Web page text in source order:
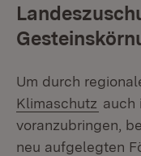
Um durch
Klimaschutz auch
voranzubringen,
neu aufgelegten